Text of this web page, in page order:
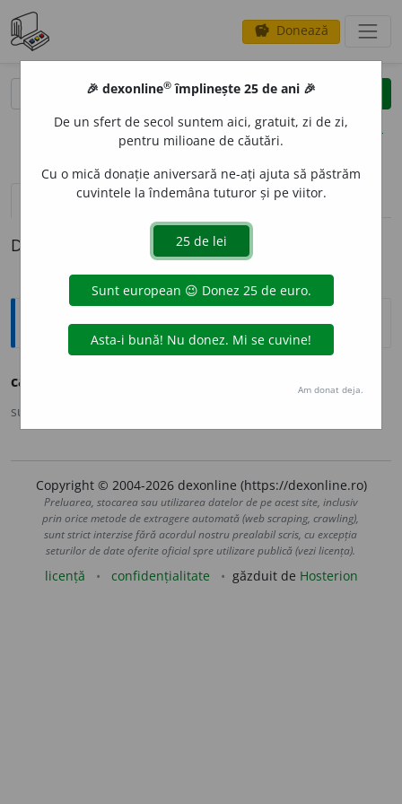
savings Donează
clear
opțiuni
definiții (1) pronunțievolume_up (50)
Definiția cu ID-ul 1309569:
Ortografice DOOM
capital
sursa:
Copyright © 2004-2026 dexonline (https://dexonline.ro)
Preluarea, stocarea sau utilizarea datelor de pe acest site, inclusiv
prin orice metode de extragere automată (web scraping, crawling),
sunt strict interzise fără acordul nostru prealabil scris, cu excepția
seturilor de date oferite oficial spre utilizare publică (vezi licența).
licență confidențialitate găzduit de Hosterion
🎉 dexonline® împlinește 25 de ani 🎉
De un sfert de secol suntem aici, gratuit, zi de zi,
pentru milioane de căutări.
Cu o mică donație aniversară ne-ați ajuta să păstrăm
cuvintele la îndemâna tuturor și pe viitor.
Am donat deja.